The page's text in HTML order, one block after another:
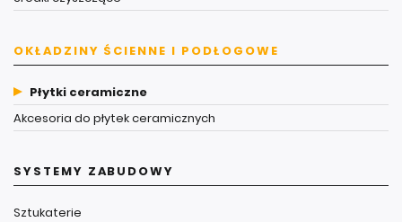
OKŁADZINY ŚCIENNE I PODŁOGOWE
Płytki ceramiczne
Akcesoria do płytek ceramicznych
SYSTEMY ZABUDOWY
Sztukaterie